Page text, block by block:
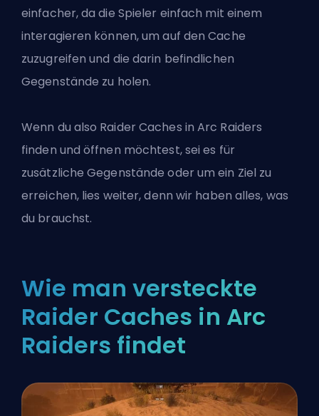
einfacher, da die Spieler einfach mit einem
interagieren können, um auf den Cache
zuzugreifen und die darin befindlichen
Gegenstände zu holen.
Wenn du also Raider Caches in Arc Raiders
finden und öffnen möchtest, sei es für
zusätzliche Gegenstände oder um ein Ziel zu
erreichen, lies weiter, denn wir haben alles, was
du brauchst.
Wie man versteckte
Raider Caches in Arc
Raiders findet